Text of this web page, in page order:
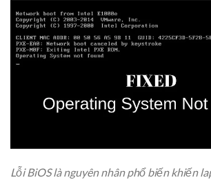
Lỗi BiOS là nguyên nhân phổ biến khiến